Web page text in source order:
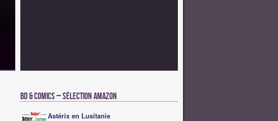
BD & Comics – Sélection Amazon
Astérix en Lusitanie